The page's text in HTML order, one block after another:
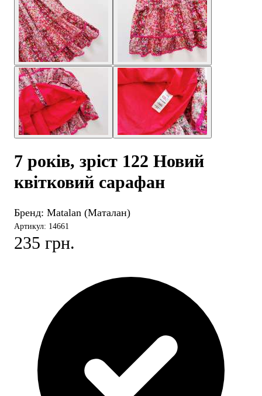
7 років, зріст 122 Новий
квітковий сарафан
Бренд: Matalan (Маталан)
Артикул: 14661
235 грн.